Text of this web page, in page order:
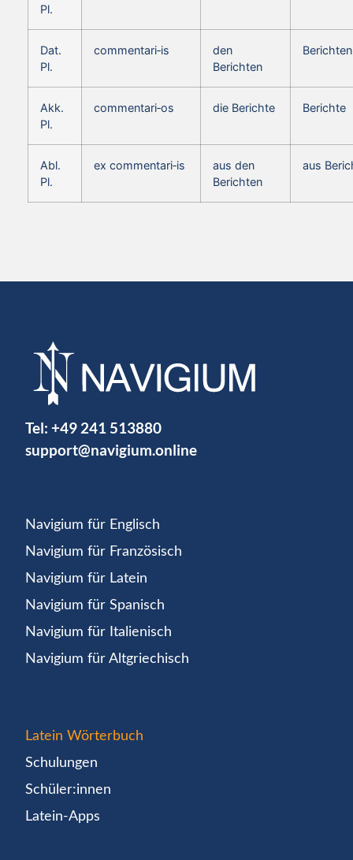
Pl.
Dat.
Pl.
commentari‑is
den
Berichten
Berichten
Akk.
Pl.
commentari‑os die Berichte Berichte
Abl.
Pl.
ex commentari‑is
aus den
Berichten
aus
Tel: +49 241 513880
support@navigium.online
Navigium für Englisch
Navigium für Französisch
Navigium für Latein
Navigium für Spanisch
Navigium für Italienisch
Navigium für Altgriechisch
Latein Wörterbuch
Schulungen
Schüler:innen
Latein-Apps